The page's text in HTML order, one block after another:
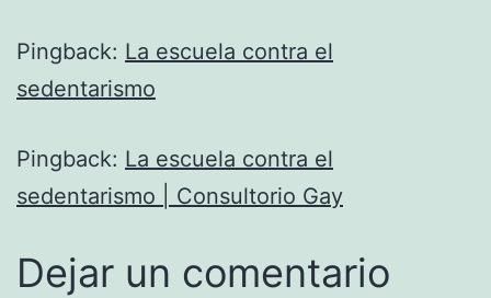
Pingback: La escuela contra el
sedentarismo
Pingback: La escuela contra el
sedentarismo | Consultorio Gay
Dejar un comentario